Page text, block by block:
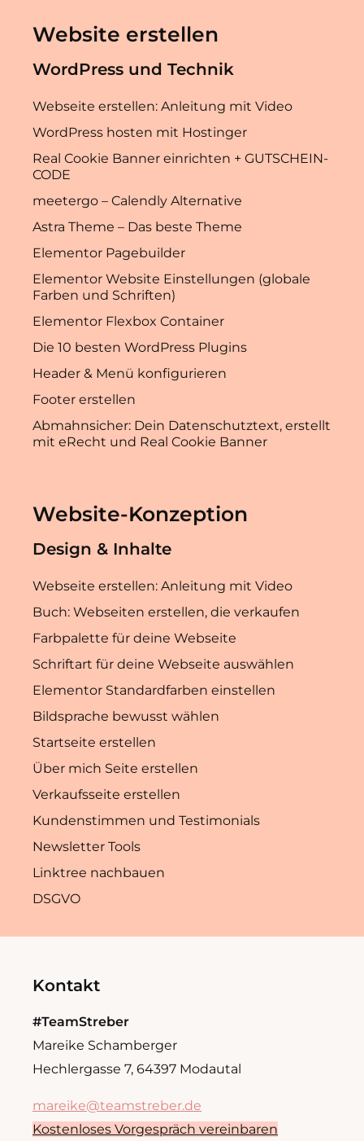
Website erstellen
WordPress und Technik
Webseite erstellen: Anleitung mit Video
WordPress hosten mit Hostinger
Real Cookie Banner einrichten + GUTSCHEIN-
CODE
meetergo – Calendly Alternative
Astra Theme – Das beste Theme
Elementor Pagebuilder
Elementor Website Einstellungen (globale
Farben und Schriften)
Elementor Flexbox Container
Die 10 besten WordPress Plugins
Header & Menü konfigurieren
Footer erstellen
Abmahnsicher: Dein Datenschutztext, erstellt
mit eRecht und Real Cookie Banner
Website-Konzeption
Design & Inhalte
Webseite erstellen: Anleitung mit Video
Buch: Webseiten erstellen, die verkaufen
Farbpalette für deine Webseite
Schriftart für deine Webseite auswählen
Elementor Standardfarben einstellen
Bildsprache bewusst wählen
Startseite erstellen
Über mich Seite erstellen
Verkaufsseite erstellen
Kundenstimmen und Testimonials
Newsletter Tools
Linktree nachbauen
DSGVO
Kontakt
#TeamStreber
Mareike Schamberger
Hechlergasse 7, 64397 Modautal
mareike@teamstreber.de
Kostenloses Vorgespräch vereinbaren